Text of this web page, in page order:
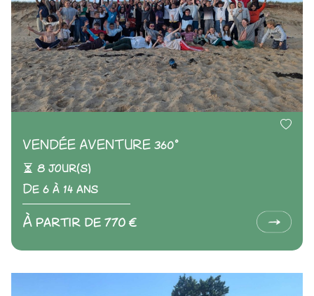
VENDÉE AVENTURE 360°
8 jour(s)
De 6 à 14 ans
À partir de 770 €